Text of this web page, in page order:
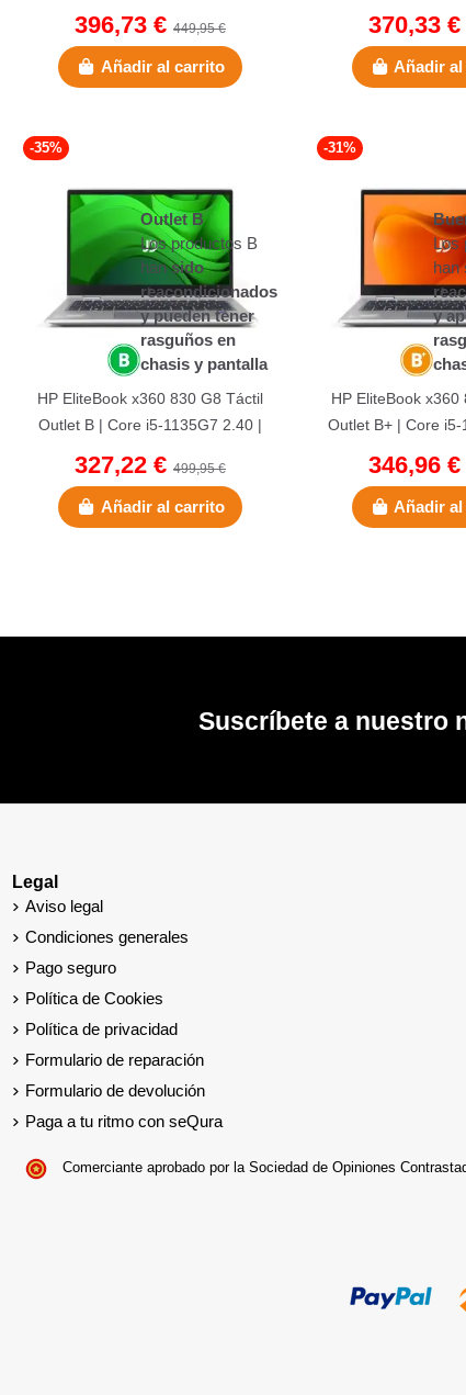
396,73 € 449,95 €
Añadir al carrito
370,33 €
Añadir
Outlet B
Los productos B
hansido
reacondicionados
y pueden tener
rasguños en
chasis y pantalla
-35%
HP EliteBook x360 830 G8 Táctil
Outlet B | Core i5-1135G7 2.40 |
327,22 € 499,95 €
Añadir al carrito
Los
han
y
-31%
HP EliteBook x360
Outlet B+ | Core i5-
346,96 €
Añadir
Suscríbete a nuestro
Legal
Aviso legal
Condiciones generales
Pago seguro
Política de Cookies
Política de privacidad
Formulario de reparación
Formulario de devolución
Paga a tu ritmo con seQura
Comerciante aprobado por la Sociedad de Opiniones